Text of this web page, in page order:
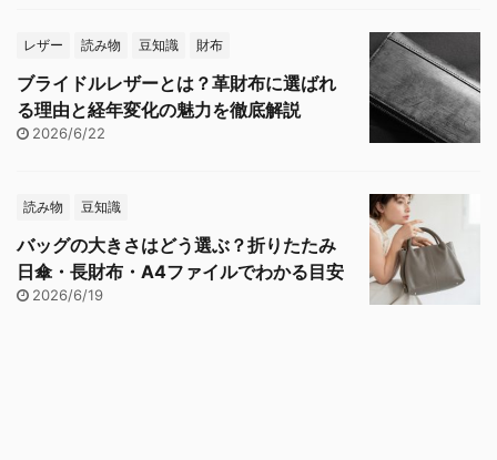
レザー 読み物 豆知識 財布
ブライドルレザーとは？革財布に選ばれ
る理由と経年変化の魅力を徹底解説
2026/6/22
読み物 豆知識
バッグの大きさはどう選ぶ？折りたたみ
日傘・長財布・A4ファイルでわかる目安
2026/6/19